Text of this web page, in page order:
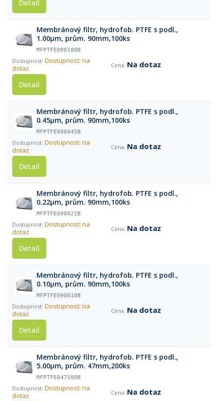
Detail
Membránový filtr, hydrofob. PTFE s podl.,
1.00µm, prům. 90mm,100ks
MFPTFE090100B
Dostupnost: na
dotaz
Na dotaz
Detail
Membránový filtr, hydrofob. PTFE s podl.,
0.45µm, prům. 90mm,100ks
MFPTFE090045B
Dostupnost: na
dotaz
Na dotaz
Detail
Membránový filtr, hydrofob. PTFE s podl.,
0.22µm, prům. 90mm,100ks
MFPTFE090022B
Dostupnost: na
dotaz
Na dotaz
Detail
Membránový filtr, hydrofob. PTFE s podl.,
0.10µm, prům. 90mm,100ks
MFPTFE090010B
Dostupnost: na
dotaz
Na dotaz
Detail
Membránový filtr, hydrofob. PTFE s podl.,
5.00µm, prům. 47mm,200ks
MFPTFE047500B
Dostupnost: na
dotaz
Na dotaz